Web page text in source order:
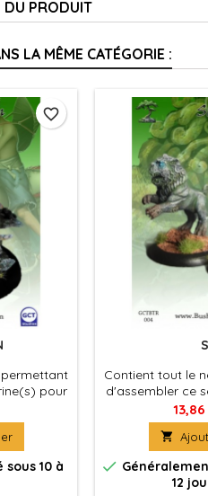
DU PRODUIT
LA MÊME CATÉGORIE :
pour
avec
à
10 à
favorite_border
Contient tout le
d'assembler ce
le jeu Bushido,
leurs socles en
peindre


12